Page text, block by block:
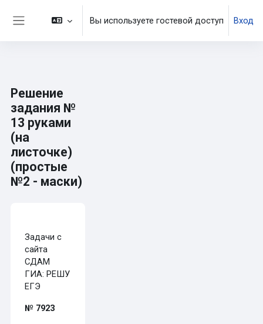
Перейти к основному содержанию
Вы используете гостевой доступ Вход
Решение
задания №
13 руками
(на
листочке)
(простые
№2 - маски)
Задачи с
сайта
СДАМ
ГИА: РЕШУ
ЕГЭ
№ 7923